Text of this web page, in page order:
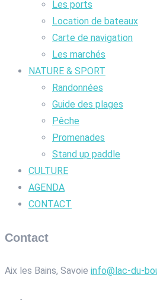
Les ports
Location de bateaux
Carte de navigation
Les marchés
NATURE & SPORT
Randonnées
Guide des plages
Pêche
Promenades
Stand up paddle
CULTURE
AGENDA
CONTACT
Contact
Aix les Bains, Savoie info@lac-du-